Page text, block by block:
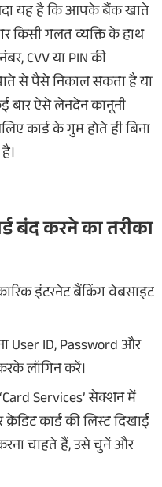
यह है कि आपके बैंक खाते
किसी गलत व्यक्ति के हाथ
CVV या PIN की
से पैसे निकाल सकता है या
बार ऐसे लेनदेन कानूनी
कार्ड के गुम होते ही बिना
बंद करने का तरीका
इंटरनेट बैंकिंग वेबसाइट
User ID, Password और
लॉगिन करें।
Services’ सेक्शन में
कार्ड की लिस्ट दिखाई
चाहते हैं, उसे चुनें और